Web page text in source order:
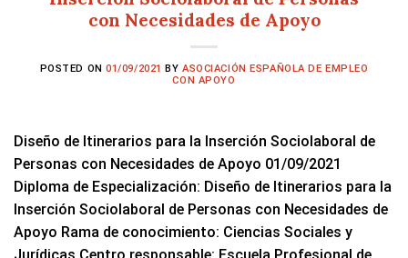
con Necesidades de Apoyo
POSTED ON01/09/2021 BYASOCIACIÓN ESPAÑOLA DE EMPLEO
CON APOYO
Diseño de Itinerarios para la Inserción Sociolaboral de
Personas con Necesidades de Apoyo 01/09/2021
Diploma de Especialización: Diseño de Itinerarios para la
Inserción Sociolaboral de Personas con Necesidades de
Apoyo Rama de conocimiento: Ciencias Sociales y